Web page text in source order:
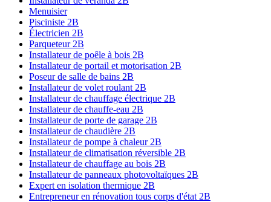
Menuisier
Pisciniste 2B
Électricien 2B
Parqueteur 2B
Installateur de poêle à bois 2B
Installateur de portail et motorisation 2B
Poseur de salle de bains 2B
Installateur de volet roulant 2B
Installateur de chauffage électrique 2B
Installateur de chauffe-eau 2B
Installateur de porte de garage 2B
Installateur de chaudière 2B
Installateur de pompe à chaleur 2B
Installateur de climatisation réversible 2B
Installateur de chauffage au bois 2B
Installateur de panneaux photovoltaïques 2B
Expert en isolation thermique 2B
Entrepreneur en rénovation tous corps d'état 2B